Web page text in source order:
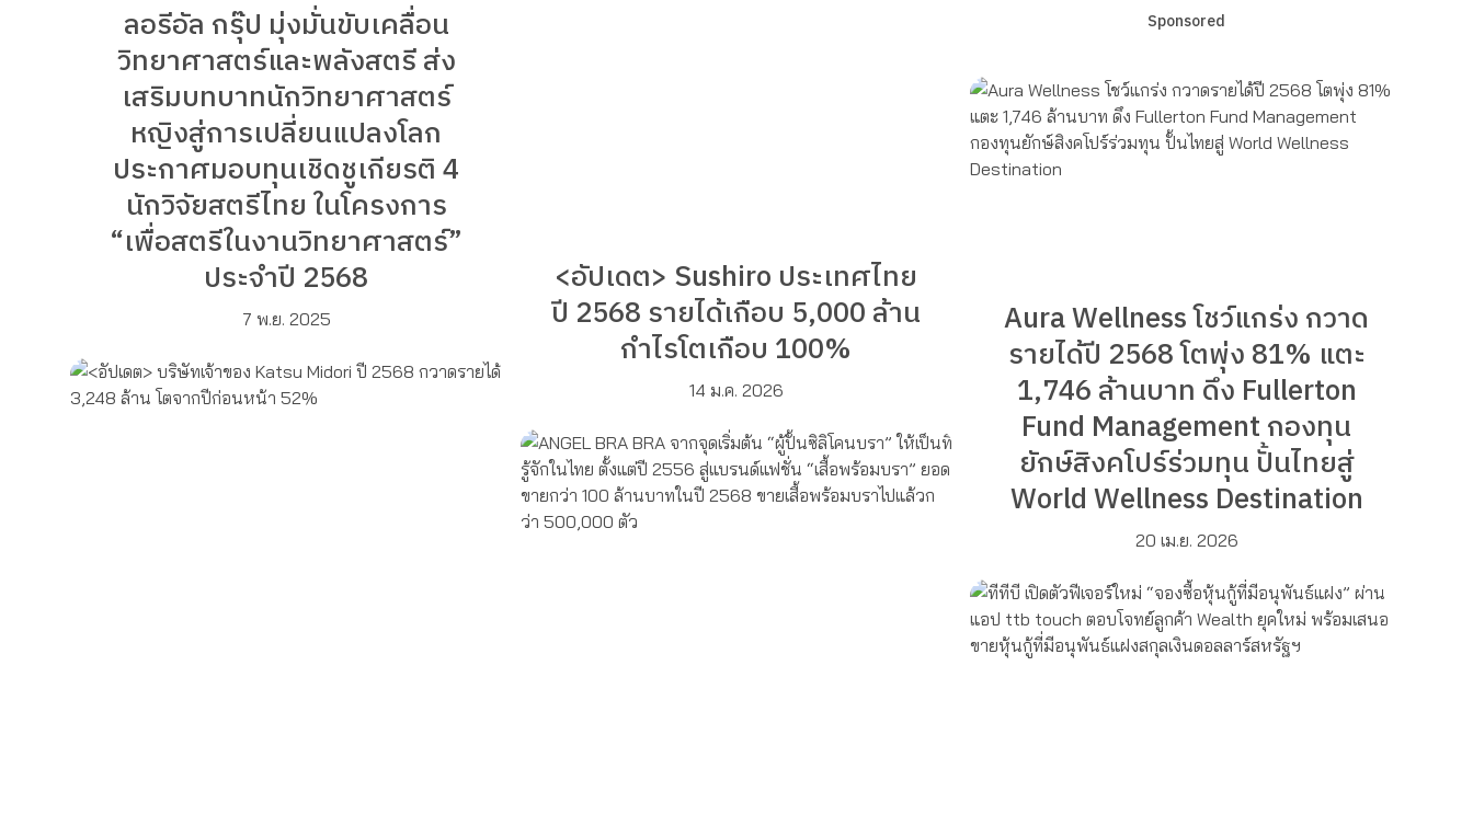
ลอรีอัล กรุ๊ป มุ่งมั่นขับเคลื่อน
วิทยาศาสตร์และพลังสตรี ส่ง
เสริมบทบาทนักวิทยาศาสตร์
หญิงสู่การเปลี่ยนแปลงโลก
ประกาศมอบทุนเชิดชูเกียรติ 4
นักวิจัยสตรีไทย ในโครงการ
“เพื่อสตรีในงานวิทยาศาสตร์”
ประจำปี 2568
7 พ.ย. 2025
<อัปเดต> Sushiro ประเทศไทย
ปี 2568 รายได้เกือบ 5,000 ล้าน
กำไรโตเกือบ 100%
14 ม.ค. 2026
Sponsored
Aura Wellness โชว์แกร่ง กวาด
รายได้ปี 2568 โตพุ่ง 81% แตะ
1,746 ล้านบาท ดึง Fullerton
Fund Management กองทุน
ยักษ์สิงคโปร์ร่วมทุน ปั้นไทยสู่
World Wellness Destination
20 เม.ย. 2026